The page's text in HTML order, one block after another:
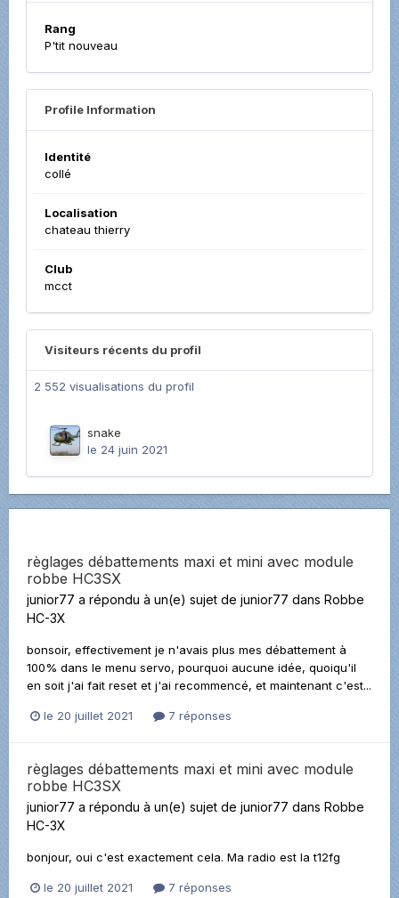
Rang
P'tit nouveau
Profile Information
Identité
collé
Localisation
chateau thierry
Club
mcct
Visiteurs récents du profil
2 552 visualisations du profil
snake
le 24 juin 2021
règlages débattements maxi et mini avec module
robbe HC3SX
junior77 a répondu à un(e) sujet de junior77 dans Robbe
HC-3X
bonsoir, effectivement je n'avais plus mes débattement à
100% dans le menu servo, pourquoi aucune idée, quoiqu'il
en soit j'ai fait reset et j'ai recommencé, et maintenant c'est...
le 20 juillet 2021 7 réponses
règlages débattements maxi et mini avec module
robbe HC3SX
junior77 a répondu à un(e) sujet de junior77 dans Robbe
HC-3X
bonjour, oui c'est exactement cela. Ma radio est la t12fg
le 20 juillet 2021 7 réponses